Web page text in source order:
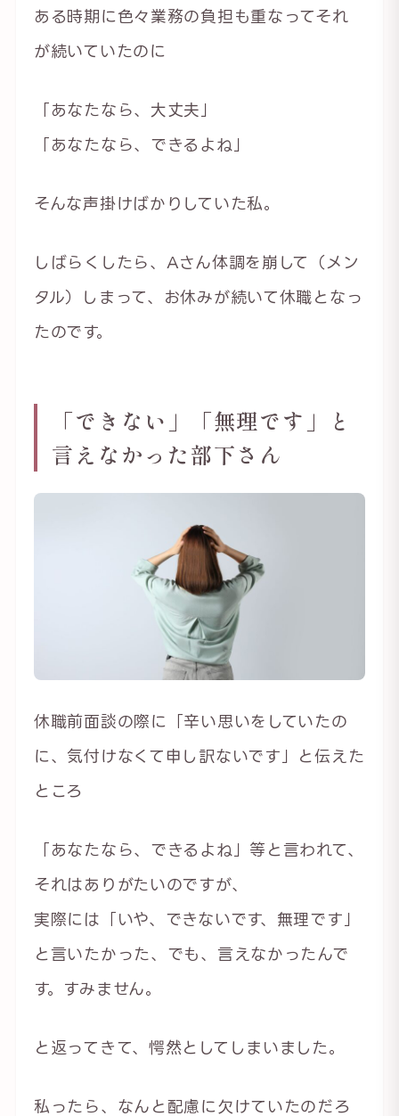
ある時期に色々業務の負担も重なってそれ
が続いていたのに
「あなたなら、大丈夫」
「あなたなら、できるよね」
そんな声掛けばかりしていた私。
しばらくしたら、Aさん体調を崩して（メン
タル）しまって、お休みが続いて休職となっ
たのです。
「できない」「無理です」と
言えなかった部下さん
休職前面談の際に「辛い思いをしていたの
に、気付けなくて申し訳ないです」と伝えた
ところ
「あなたなら、できるよね」等と言われて、
それはありがたいのですが、
実際には「いや、できないです、無理です」
と言いたかった、でも、言えなかったんで
す。すみません。
と返ってきて、愕然としてしまいました。
私ったら、なんと配慮に欠けていたのだろ